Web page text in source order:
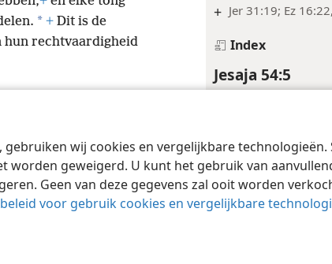
wij cookies en vergelijkbare technologieën.
geweigerd. U kunt het gebruik van
Geen van deze gegevens zal ooit worden
voor gebruik cookies en vergelijkbare
+ Jer 31:19; Ez
Index
Jesaja 54:5
verhevenheid of
* „Echtgenoot-
verhevenheid of
met
* + Dit is de
hun rechtvaardigheid
Gebruiksvoorwaarden Privacybeleid Privacyinstellingen